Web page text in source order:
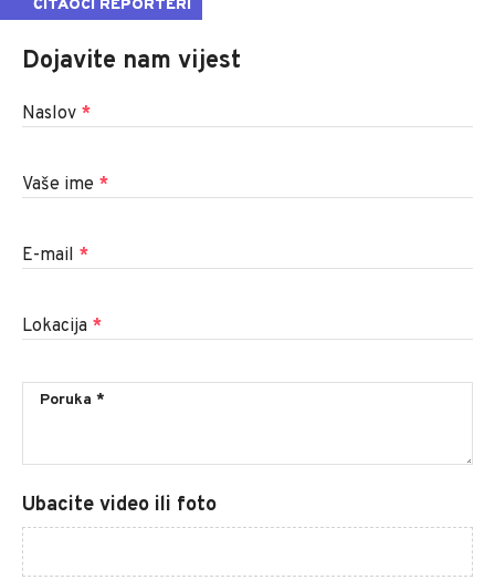
ČITAOCI REPORTERI
Dojavite nam vijest
Naslov *
Vaše ime *
E-mail *
Lokacija *
Ubacite video ili foto